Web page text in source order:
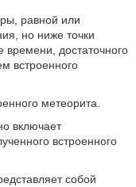
равной или
но ниже точки
времени, достаточного
встроенного
метеорита.
включает
встроенного
собой